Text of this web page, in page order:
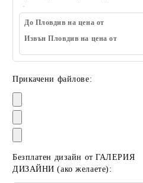
До Пловдив на цена от
Извън Пловдив на цена от
Прикачени файлове:
Безплатен дизайн от ГАЛЕРИЯ
ДИЗАЙНИ (ако желаете):